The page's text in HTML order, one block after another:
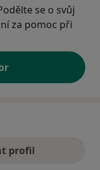
se o svůj
za pomoc při
profil